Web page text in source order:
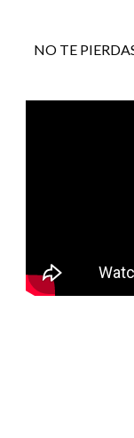
NO TE